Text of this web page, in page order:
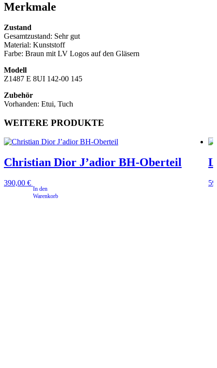
Merkmale
Zustand
Gesamtzustand: Sehr gut
Material: Kunststoff
Farbe: Braun mit LV Logos auf den Gläsern
Modell
Z1487 E 8UI 142-00 145
Zubehör
Vorhanden: Etui, Tuch
WEITERE PRODUKTE
Christian Dior J’adior BH-Oberteil
390,00 €